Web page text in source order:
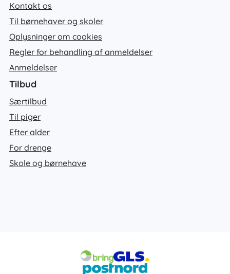
Kontakt os
Til børnehaver og skoler
Oplysninger om cookies
Regler for behandling af anmeldelser
Anmeldelser
Tilbud
Særtilbud
Til piger
Efter alder
For drenge
Skole og børnehave